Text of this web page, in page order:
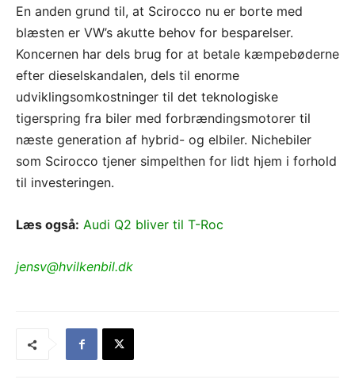
En anden grund til, at Scirocco nu er borte med
blæsten er VW’s akutte behov for besparelser.
Koncernen har dels brug for at betale kæmpebøderne
efter dieselskandalen, dels til enorme
udviklingsomkostninger til det teknologiske
tigerspring fra biler med forbrændingsmotorer til
næste generation af hybrid- og elbiler. Nichebiler
som Scirocco tjener simpelthen for lidt hjem i forhold
til investeringen.
Læs også: Audi Q2 bliver til T-Roc
jensv@hvilkenbil.dk